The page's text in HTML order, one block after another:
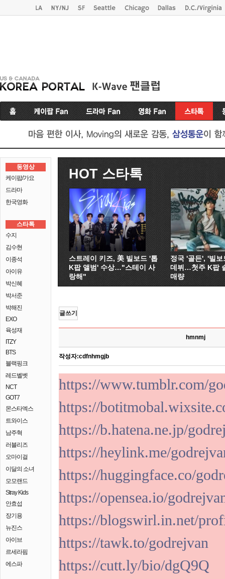
동영상
케이팝/가요
드라마
한국영화
스타톡
수지
김수현
이종석
아이유
박신혜
박서준
박해진
EXO
육성재
ITZY
BTS
블랙핑크
레드벨벳
NCT
GOT7
몬스타엑스
트와이스
남주혁
러블리즈
오마이걸
이달의 소녀
모모랜드
Stray Kids
안효섭
장기용
뉴진스
아이브
르세라핌
에스파
HOT 스타톡
스트레이 키즈, 美 빌보드 '톱
K팝 앨범' 수상…"스테이 사
랑해"
정국 '골든', '빌
데뷔…첫주 K팝
매량
글쓰기
hmnmj
작성자:cdfnhmgjb
https://www.tumblr.com/
https://
https://b.hatena.ne.jp/
https://heylink.me/
https://huggingface.co/
https://opensea.io/
https://blogswirl.in.net/
https://tawk.to/godrejvan
https://cutt.ly/bio/dgQ9Q